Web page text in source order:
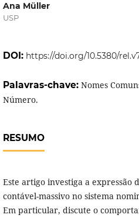
Ana Müller
USP
DOI: https://doi.org/10.5380/
Palavras-chave: Nomes
Número.
RESUMO
Este artigo investiga a expressão
contável-massivo no sistema
Em particular, discute o